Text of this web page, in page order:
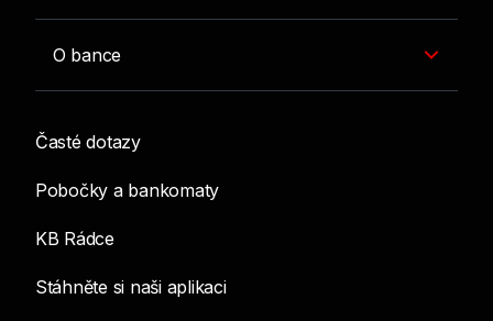
O bance
Časté dotazy
Pobočky a bankomaty
KB Rádce
Stáhněte si naši aplikaci